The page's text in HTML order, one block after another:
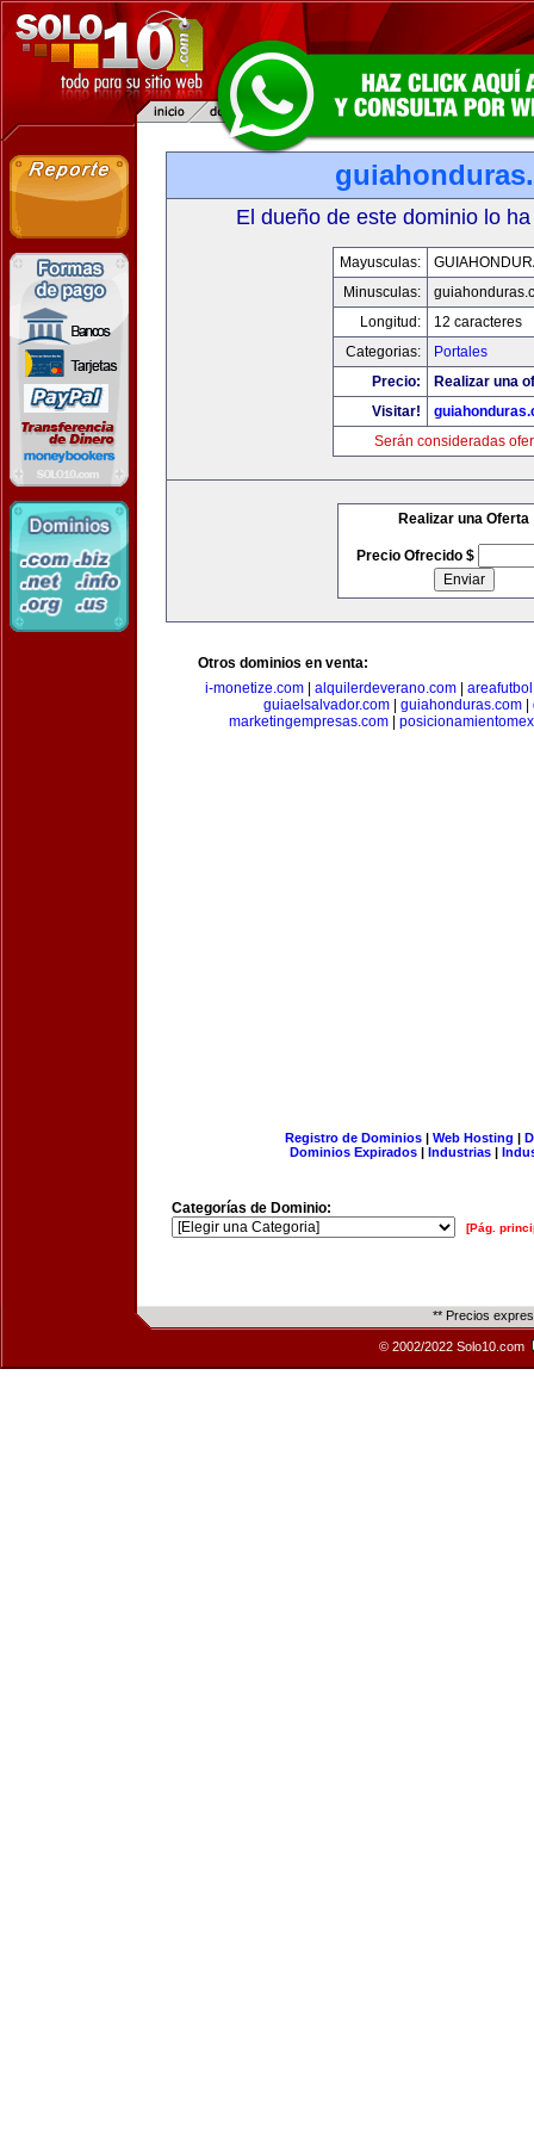
El dueño de este dominio lo
Mayusculas:
Minusculas:
Longitud:
12 caracteres
Categorias:
Portales
Precio:
Realizar una
Visitar!
Serán consideradas
Realizar una Oferta
Precio Ofrecido $
Otros dominios en venta:
i-monetize.com
alquilerdeverano.com
guiaelsalvador.com| guiahonduras.com|
marketingempresas.com
Registro de Dominios| Web Hosting |
Dominios Expirados | Industrias |
Categorías de Dominio:
[Pág.
** Precios
© 2002/2022 Solo10.com